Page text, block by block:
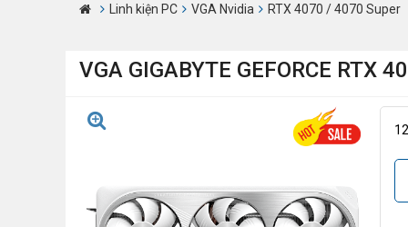
Linh kiện PC VGA Nvidia RTX 4070 / 4070 Super
VGA GIGABYTE GEFORCE RTX